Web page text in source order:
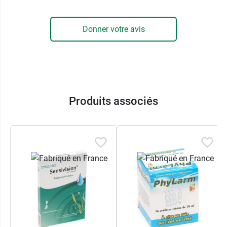
Donner votre avis
Produits associés